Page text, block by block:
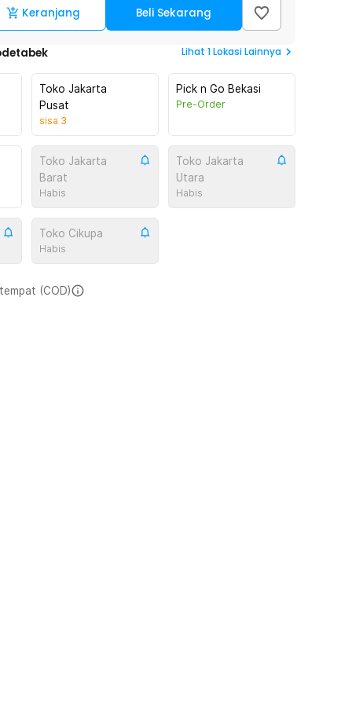
Keranjang Beli Sekarang
Lihat 1Lokasi Lainnya
Toko Jakarta
Pusat
sisa 3
Pick n Go Bekasi
Pre-Order
Toko Jakarta
Barat
Habis
Toko Jakarta
Utara
Habis
Toko Cikupa
Habis
(COD)